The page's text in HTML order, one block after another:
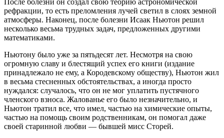
рефракции, то есть преломления лучей светил в слоях земной
атмосферы. Наконец, после болезни Исаак Ньютон решил
несколько весьма трудных задач, предложенных другими
математиками.
Ньютону было уже за пятьдесят лет. Несмотря на свою
огромную славу и блестящий успех его книги (издание
принадлежало не ему, а Кородевскому обществу), Ньютон жил
в весьма стесненных обстоятельствах, а иногда просто
нуждался: случалось, что он не мог уплатить пустячного
членского взноса. Жалованье его было незначительно, и
Ньютон тратил все, что имел, частью на химические опыты,
частью на помощь своим родственникам, он помогал даже
своей старинной любви — бывшей мисс Сторей.